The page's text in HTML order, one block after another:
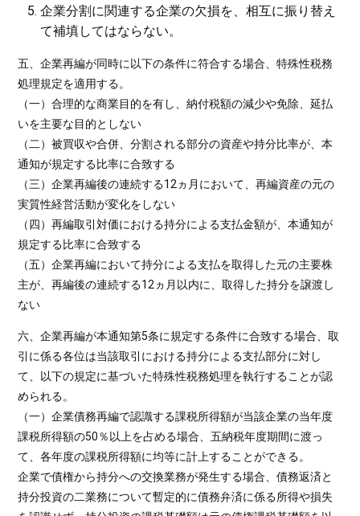
企業分割に関連する企業の欠損を、相互に振り替え
て補填してはならない。
五、企業再編が同時に以下の条件に符合する場合、特殊性税務
処理規定を適用する。
（一）合理的な商業目的を有し、納付税額の減少や免除、延払
いを主要な目的としない
（二）被買収や合併、分割される部分の資産や持分比率が、本
通知が規定する比率に合致する
（三）企業再編後の連続する12ヵ月において、再編資産の元の
実質性経営活動が変化をしない
（四）再編取引対価における持分による支払金額が、本通知が
規定する比率に合致する
（五）企業再編において持分による支払を取得した元の主要株
主が、再編後の連続する12ヵ月以内に、取得した持分を譲渡し
ない
六、企業再編が本通知第5条に規定する条件に合致する場合、取
引に係る各位は当該取引における持分による支払部分に対し
て、以下の規定に基づいた特殊性税務処理を執行することが認
められる。
（一）企業債務再編で認識する課税所得額が当該企業の当年度
課税所得額の50％以上を占める場合、五納税年度期間に渡っ
て、各年度の課税所得額に均等に計上することができる。
企業で債権から持分への交換業務が発生する場合、債務返済と
持分投資の二業務について暫定的に債務弁済に係る所得や損失